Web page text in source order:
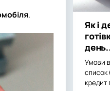
.
Як і
Умови
список
кредит